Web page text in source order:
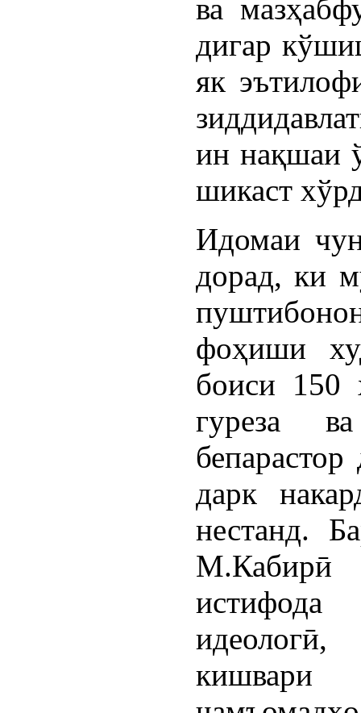
ва
дигар
як
ин нақшаи
шикаст
Идомаи
дорад, ки
фоҳиши
боиси 150
гуреза
дарк
нестанд.
М.Кабирӣ